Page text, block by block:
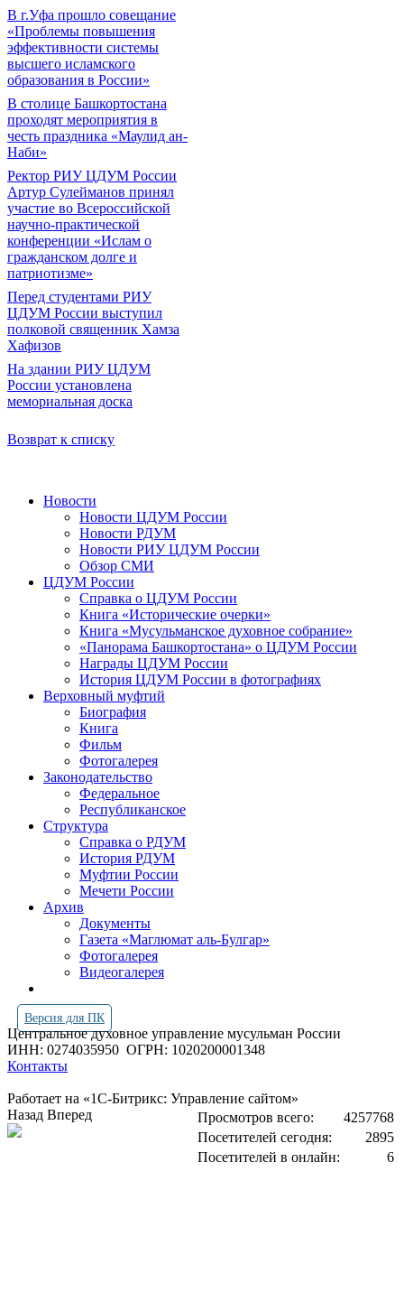
В г.Уфа прошло совещание
«Проблемы повышения
эффективности системы
высшего исламского
образования в России»
В столице Башкортостана
проходят мероприятия в
честь праздника «Маулид ан-
Наби»
Ректор РИУ ЦДУМ России
Артур Сулейманов принял
участие во Всероссийской
научно-практической
конференции «Ислам о
гражданском долге и
патриотизме»
Перед студентами РИУ
ЦДУМ России выступил
полковой священник Хамза
Хафизов
На здании РИУ ЦДУМ
России установлена
мемориальная доска
Возврат к списку
Новости
Новости ЦДУМ России
Новости РДУМ
Новости РИУ ЦДУМ России
Обзор СМИ
ЦДУМ России
Справка о ЦДУМ России
Книга «Исторические очерки»
Книга «Мусульманское духовное собрание»
«Панорама Башкортостана» о ЦДУМ России
Награды ЦДУМ России
История ЦДУМ России в фотографиях
Верховный муфтий
Биография
Книга
Фильм
Фотогалерея
Законодательство
Федеральное
Республиканское
Структура
Справка о РДУМ
История РДУМ
Муфтии России
Мечети России
Архив
Документы
Газета «Маглюмат аль-Булгар»
Фотогалерея
Видеогалерея
Версия для ПК
Центральное духовное управление мусульман России
ИНН: 0274035950 ОГРН: 1020200001348
Контакты
Работает на «1С-Битрикс: Управление сайтом»
Просмотров всего:
4257768
Посетителей сегодня:
2895
Посетителей в онлайн:
6
Назад Вперед